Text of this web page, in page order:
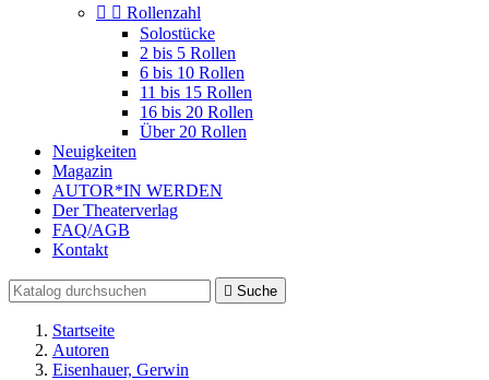
  Rollenzahl
Solostücke
2 bis 5 Rollen
6 bis 10 Rollen
11 bis 15 Rollen
16 bis 20 Rollen
Über 20 Rollen
Neuigkeiten
Magazin
AUTOR*IN WERDEN
Der Theaterverlag
FAQ/AGB
Kontakt
 Suche
Startseite
Autoren
Eisenhauer, Gerwin